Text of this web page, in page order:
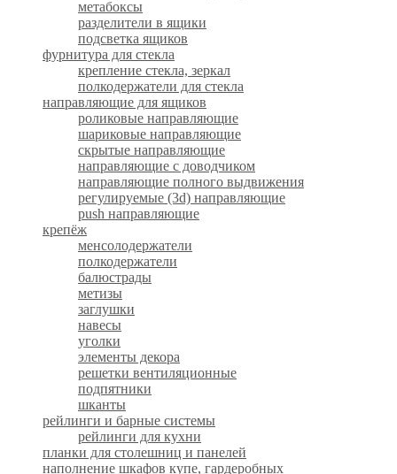
метабоксы
разделители в ящики
подсветка ящиков
фурнитура для стекла
крепление стекла, зеркал
полкодержатели для стекла
направляющие для ящиков
роликовые направляющие
шариковые направляющие
скрытые направляющие
направляющие с доводчиком
направляющие полного выдвижения
регулируемые (3d) направляющие
push направляющие
крепёж
менсолодержатели
полкодержатели
балюстрады
метизы
заглушки
навесы
уголки
элементы декора
решетки вентиляционные
подпятники
шканты
рейлинги и барные системы
рейлинги для кухни
планки для столешниц и панелей
наполнение шкафов купе, гардеробных